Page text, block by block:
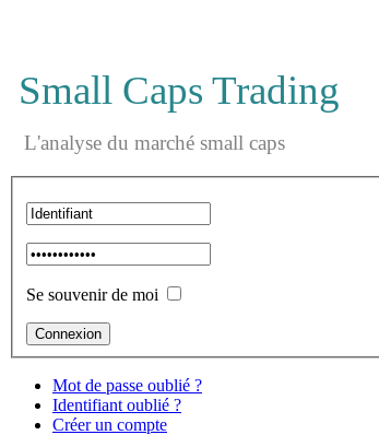
Small Caps Trading
L'analyse du marché small caps
Se souvenir de moi
Mot de passe oublié ?
Identifiant oublié ?
Créer un compte